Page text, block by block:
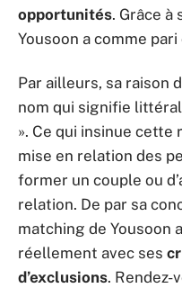
opportunités. Grâce à
Yousoon a comme
Par ailleurs, sa raison
nom qui signifie
». Ce qui insinue cette
mise en relation des
former un couple ou
relation. De par sa
matching de Yousoon
réellement avec ses
d’exclusions. Rendez-